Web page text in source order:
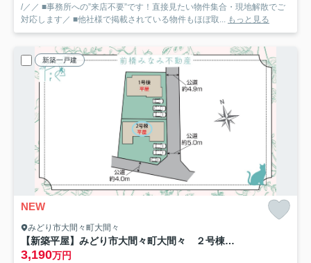
/／／ ■事務所への”来店不要”です！直接見たい物件集合・現地解散でご
対応します／ ■他社様で掲載されている物件もほぼ取... もっと見る
新築一戸建
NEW
みどり市大間々町大間々
【新築平屋】みどり市大間々町大間々 ２号棟(全２棟) ブルーミングガーデン 新築建売分譲
3,190万円